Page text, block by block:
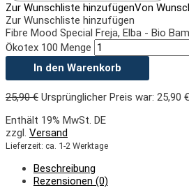
Zur Wunschliste hinzufügenVon
Zur Wunschliste hinzufügen
Fibre Mood Special Freja, Elba - Bio
Ökotex 100 Menge
In den Warenkorb
25,90€ Ursprünglicher Preis war: 25,90 €
Enthält 19% MwSt. DE
zzgl. Versand
Lieferzeit: ca. 1-2 Werktage
Beschreibung
Rezensionen (0)